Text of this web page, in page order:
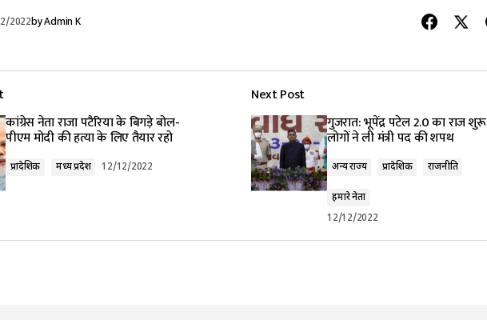
2022byAdmin K
कांग्रेस नेता राजा पटैरिया के बिगड़े बोल-
पीएम मोदी की हत्या के लिए तैयार रहो
प्रादेशिक मध्य प्रदेश 12/12/2022
Next Post
गुजरात: भूपेंद्र पटेल 2.0 का राज
लोगों ने ली मंत्री पद की शपथ
अन्य राज्य प्रादेशिक राजनीति
हमारे नेता
12/12/2022